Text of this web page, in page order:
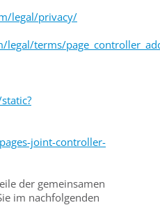
legal/privacy/
legal/terms/
joint-controller-
der gemeinsamen
im nachfolgenden